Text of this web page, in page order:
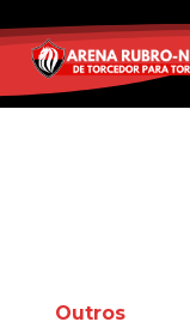
Outros